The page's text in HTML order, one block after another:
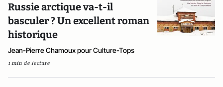
Russie arctique va-t-il
basculer ? Un excellent roman
historique
Jean-Pierre Chamoux pour Culture-Tops
1 min de lecture